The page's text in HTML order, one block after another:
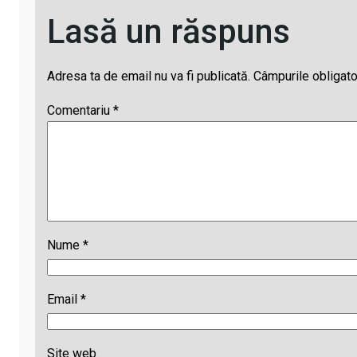
Lasă un răspuns
Adresa ta de email nu va fi publicată. Câmpurile
Comentariu *
Nume *
Email *
Site web